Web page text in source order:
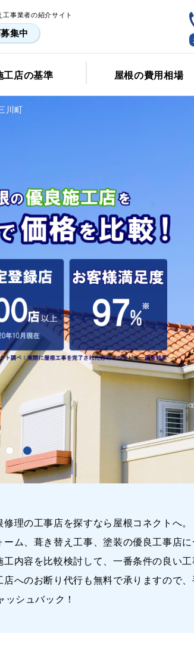
工事業者の紹介サイト
集中
工店の基準 屋根の費用相場
川町
理の工事店を探すなら屋根コネクトへ。
ム、葺き替え工事、塗装の優良工事店に
内容を比較検討して、一番条件の良い
へのお断り代行も無料で承りますので、
シュバック！